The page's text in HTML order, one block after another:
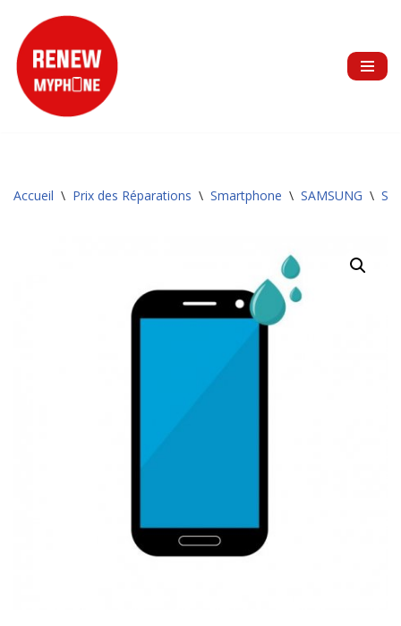
Aller
au
contenu
Accueil \ Prix des Réparations \ Smartphone \ SAMSUNG \